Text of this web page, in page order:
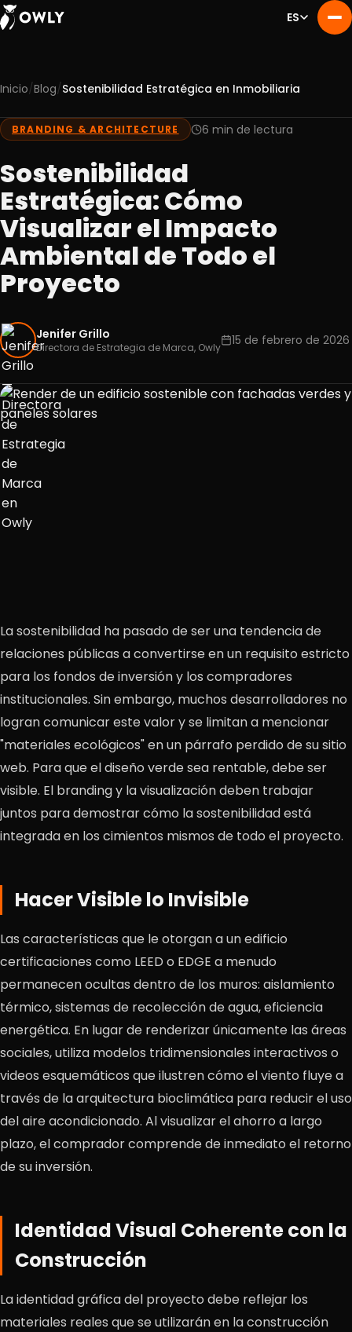
ES
Nosotros
02 Servicios
Portafolio
Experiencia
05 Blog
06 Contacto
Inicio/Blog/Sostenibilidad Estratégica en Inmobiliaria
BRANDING & ARCHITECTURE 6 min de lectura
Sostenibilidad
Estratégica: Cómo
Visualizar el Impacto
Ambiental de Todo el
Proyecto
Jenifer Grillo
Directora de Estrategia de Marca, Owly 15 de febrero de 2026
La sostenibilidad ha pasado de ser una tendencia de
relaciones públicas a convertirse en un requisito estricto
para los fondos de inversión y los compradores
institucionales. Sin embargo, muchos desarrolladores no
logran comunicar este valor y se limitan a mencionar
"materiales ecológicos" en un párrafo perdido de su sitio
web. Para que el diseño verde sea rentable, debe ser
visible. El branding y la visualización deben trabajar
juntos para demostrar cómo la sostenibilidad está
integrada en los cimientos mismos de todo el proyecto.
Hacer Visible lo Invisible
Las características que le otorgan a un edificio
certificaciones como LEED o EDGE a menudo
permanecen ocultas dentro de los muros: aislamiento
térmico, sistemas de recolección de agua, eficiencia
energética. En lugar de renderizar únicamente las áreas
sociales, utiliza modelos tridimensionales interactivos o
videos esquemáticos que ilustren cómo el viento fluye a
través de la arquitectura bioclimática para reducir el uso
del aire acondicionado. Al visualizar el ahorro a largo
plazo, el comprador comprende de inmediato el retorno
de su inversión.
Identidad Visual Coherente con la
Construcción
La identidad gráfica del proyecto debe reflejar los
materiales reales que se utilizarán en la construcción